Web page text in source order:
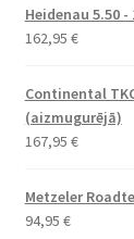
Heidenau 5.50 -
162,95 €
Continental
(aizmugurējā)
167,95 €
Metzeler
94,95 €